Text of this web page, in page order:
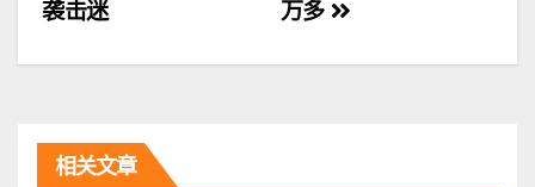
章
航
万多
袭击迷
相关文章